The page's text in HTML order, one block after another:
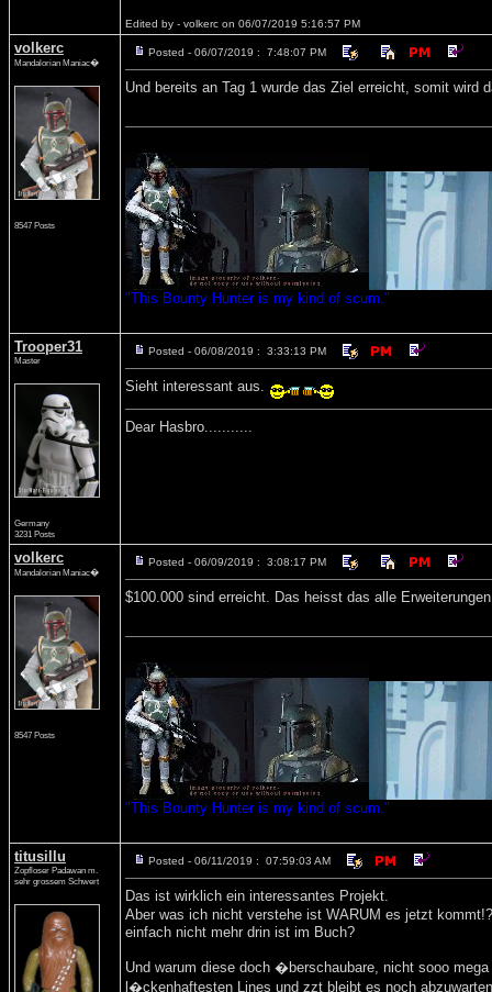
Edited by - volkerc on 06/07/2019 5:16:57 PM
volkerc
Mandalorian Maniac�
8547 Posts
Posted - 06/07/2019 : 7:48:07 PM
Und bereits an Tag 1 wurde das Ziel erreicht, somit wird
"This Bounty Hunter is my kind of scum."
Trooper31
Master
Germany
3231 Posts
Posted - 06/08/2019 : 3:33:13 PM
Sieht interessant aus.
Dear Hasbro...........
volkerc
Mandalorian Maniac�
8547 Posts
Posted - 06/09/2019 : 3:08:17 PM
$100.000 sind erreicht. Das heisst das alle
"This Bounty Hunter is my kind of scum."
titusillu
Zopfloser Padawan m.
sehr grossem Schwert
Posted - 06/11/2019 : 07:59:03 AM
Das ist wirklich ein interessantes Projekt.
Aber was ich nicht verstehe ist WARUM es jetzt
einfach nicht mehr drin ist im Buch?
Und warum diese doch �berschaubare, nicht sooo
l�ckenhaftesten Lines und zzt bleibt es noch